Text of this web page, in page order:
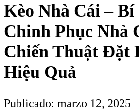
Kèo Nhà Cái – Bí
Chinh Phục Nhà
Chiến Thuật Đặt
Hiệu Quả
Publicado: marzo 12, 2025